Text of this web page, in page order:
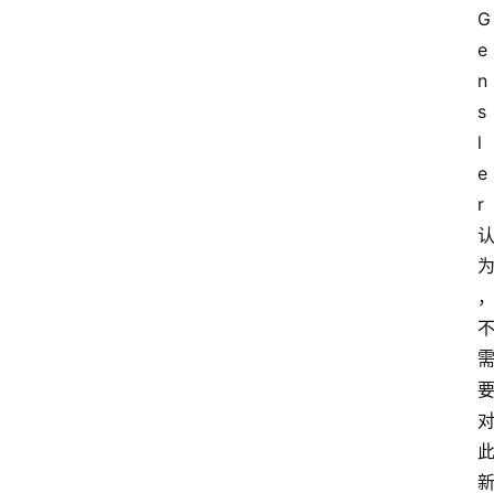
G
e
n
s
l
e
r
认
为
，
不
需
要
对
此
新